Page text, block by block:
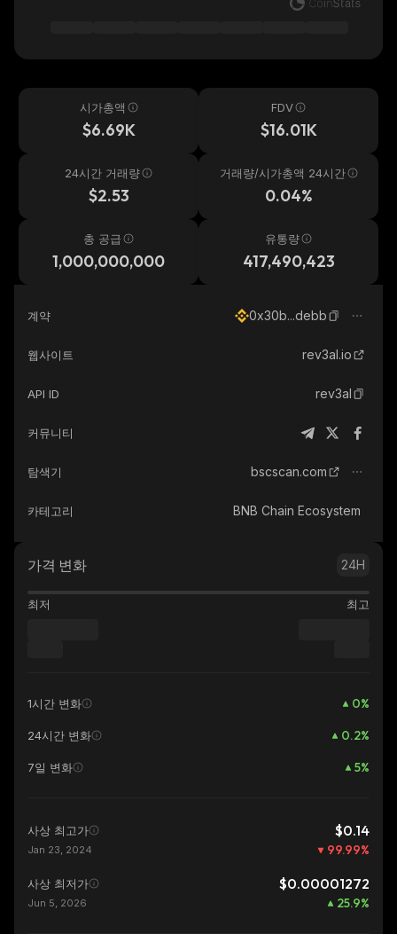
시가총액
$6.69K
FDV
$16.01K
24시간 거래량
$2.53
거래량/시가총액 24시간
0.04%
총 공급
1,000,000,000
유통량
417,490,423
계약 0x30b...debb
웹사이트 rev3al.io
API ID rev3al
커뮤니티
탐색기 bscscan.com
카테고리 BNB Chain Ecosystem
가격 변화 24H
최저 최고
1시간 변화 0%
24시간 변화 0.2%
7일 변화 5%
사상 최고가 $0.14
Jan 23, 2024 99.99%
사상 최저가 $0.00001272
Jun 5, 2026 25.9%